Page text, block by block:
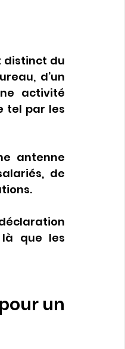
distinct du
d’un
activité
tel par les
antenne
de
que les
un